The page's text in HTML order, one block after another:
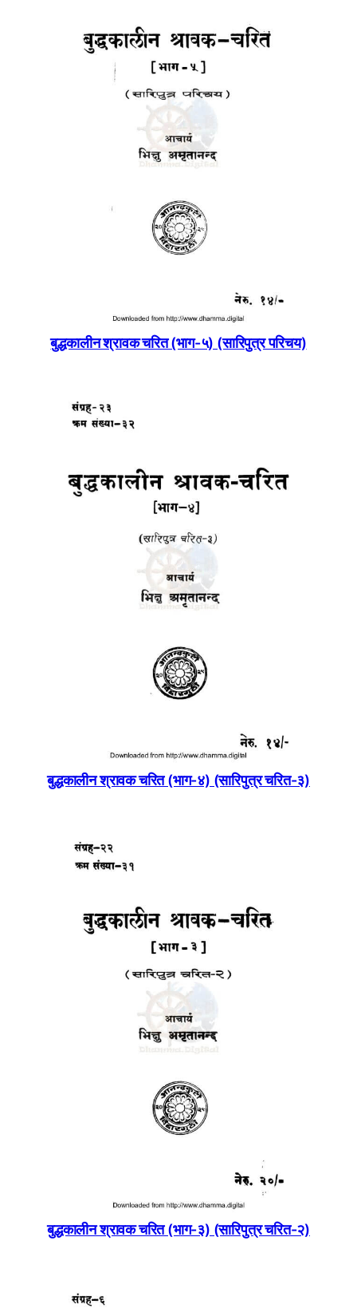
बुद्धकालीन श्रावक चरित (भाग-५) (सारिपुत्र परिचय)
बुद्धकालीन श्रावक चरित (भाग-४) (सारिपुत्र चरित-३)
बुद्धकालीन श्रावक चरित (भाग-३) (सारिपुत्र चरित-२)